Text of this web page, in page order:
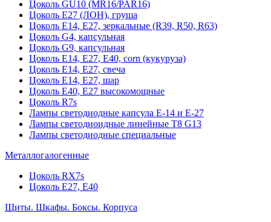
Цоколь GU10 (MR16/PAR16)
Цоколь Е27 (ЛОН), груша
Цоколь Е14, Е27, зеркальные (R39, R50, R63)
Цоколь G4, капсульная
Цоколь G9, капсульная
Цоколь Е14, Е27, Е40, corn (кукуруза)
Цоколь Е14, Е27, свеча
Цоколь Е14, Е27, шар
Цоколь Е40, Е27 высокомощные
Цоколь R7s
Лампы светодиодные капсула Е-14 и Е-27
Лампы светодиоидные линейные T8 G13
Лампы светодиодные специальные
Металлогалогенные
Цоколь RX7s
Цоколь Е27, E40
Щиты. Шкафы. Боксы. Корпуса